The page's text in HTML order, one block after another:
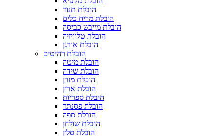
הובלת תנור
הובלת מדיח כלים
הובלת מייבש כביסה
הובלת טלוויזיה
הובלת אורגן
הובלת רהיטים
הובלת מיטה
הובלת שידה
הובלת מזרן
הובלת ארון
הובלת ספריות
הובלת פסנתר
הובלת ספה
הובלת שולחן
הובלת סלון